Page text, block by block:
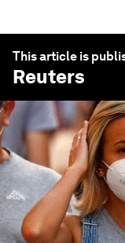
This article is
Reuters